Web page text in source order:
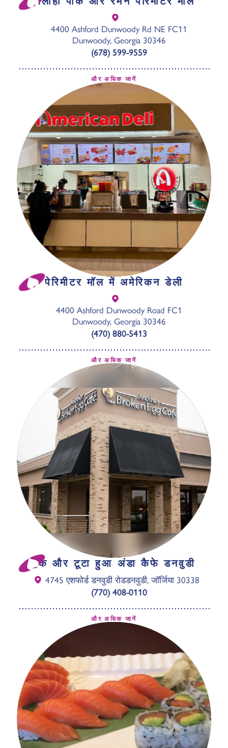
4400 Ashford Dunwoody Rd NE FC11
Dunwoody, Georgia 30346
(678) 599-9559
और अधिक जानें
पेरिमीटर मॉल में अमेरिकन डेली
4400 Ashford Dunwoody Road FC1
Dunwoody, Georgia 30346
(470) 880-5413
और अधिक जानें
एक और टूटा हुआ अंडा कैफे डनवुडी
4745 एशफोर्ड डनवुडी रोडडनवुडी, जॉर्जिया 30338
(770) 408-0110
और अधिक जानें